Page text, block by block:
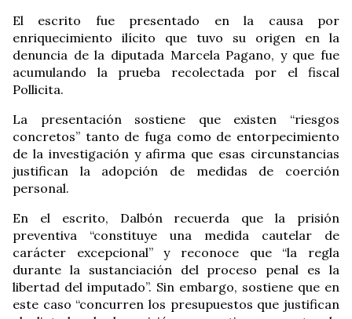
El escrito fue presentado en la causa por
enriquecimiento ilícito que tuvo su origen en la
denuncia de la diputada Marcela Pagano, y que fue
acumulando la prueba recolectada por el fiscal
Pollicita.
La presentación sostiene que existen “riesgos
concretos” tanto de fuga como de entorpecimiento
de la investigación y afirma que esas circunstancias
justifican la adopción de medidas de coerción
personal.
En el escrito, Dalbón recuerda que la prisión
preventiva “constituye una medida cautelar de
carácter excepcional” y reconoce que “la regla
durante la sustanciación del proceso penal es la
libertad del imputado”. Sin embargo, sostiene que en
este caso “concurren los presupuestos que justifican